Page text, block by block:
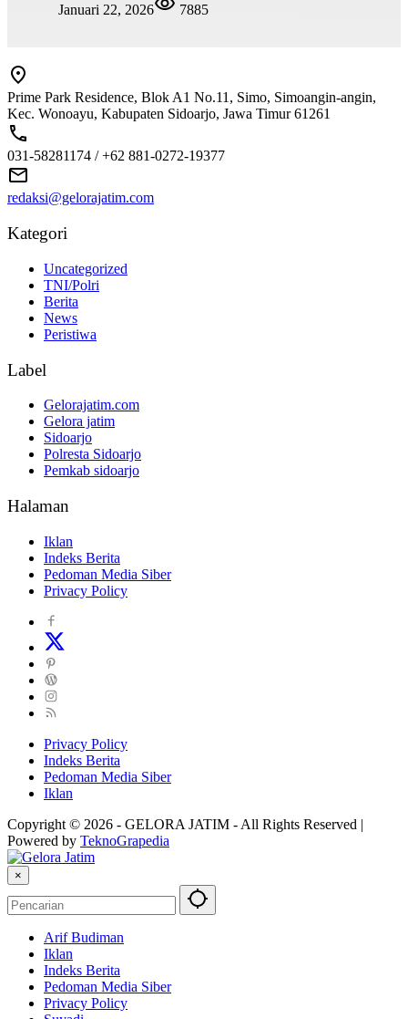
Januari 22, 2026
7885
Prime Park Residence, Blok A1 No.11, Simo, Simoangin-angin,
Kec. Wonoayu, Kabupaten Sidoarjo, Jawa Timur 61261
031-58281174 / +62 881-0272-19377
redaksi@gelorajatim.com
Kategori
Uncategorized
TNI/Polri
Berita
News
Peristiwa
Label
Gelorajatim.com
Gelora jatim
Sidoarjo
Polresta Sidoarjo
Pemkab sidoarjo
Halaman
Iklan
Indeks Berita
Pedoman Media Siber
Privacy Policy
Privacy Policy
Indeks Berita
Pedoman Media Siber
Iklan
Copyright © 2026 - GELORA JATIM - All Rights Reserved |
Powered by TeknoGrapedia
×
Arif Budiman
Iklan
Indeks Berita
Pedoman Media Siber
Privacy Policy